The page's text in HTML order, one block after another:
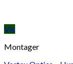
Vis
Montager